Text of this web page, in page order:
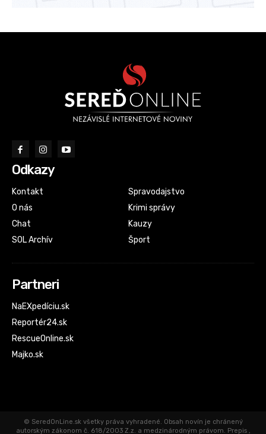
Odkazy
Kontakt
O nás
Chat
SOL Archív
Spravodajstvo
Krimi správy
Kauzy
Šport
Partneri
NaEXpedíciu.sk
Reportér24.sk
RescueOnline.sk
Majko.sk
© SeredOnLine.sk všetky práva vyhradené. Obsah novín je chránený
autorským zákonom č. 618/2003 Z.z. a medzinárodným právom. Prepis ,